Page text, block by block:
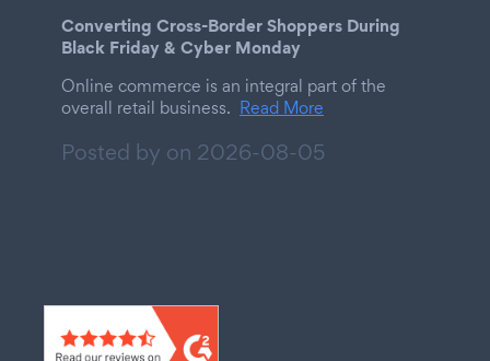
Converting Cross-Border Shoppers During
Black Friday & Cyber Monday
Online commerce is an integral part of the
overall retail business. Read More
Posted by on 2026-08-05